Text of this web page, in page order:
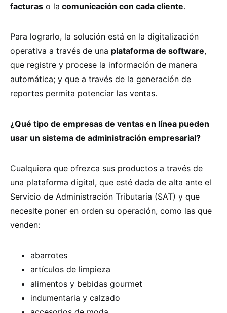
facturas o la comunicación con cada cliente.
Para lograrlo, la solución está en la digitalización
operativa a través de una plataforma de software,
que registre y procese la información de manera
automática; y que a través de la generación de
reportes permita potenciar las ventas.
¿Qué tipo de empresas de ventas en línea pueden
usar un sistema de administración empresarial?
Cualquiera que ofrezca sus productos a través de
una plataforma digital, que esté dada de alta ante el
Servicio de Administración Tributaria (SAT) y que
necesite poner en orden su operación, como las que
venden:
abarrotes
artículos de limpieza
alimentos y bebidas gourmet
indumentaria y calzado